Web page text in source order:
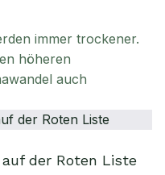
immer trockener.
höheren
auch
der Roten Liste